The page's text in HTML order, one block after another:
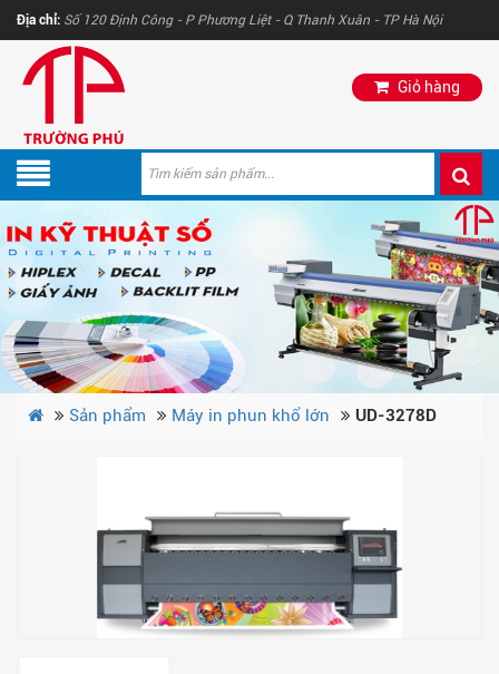
Địa chỉ: Số 120 Định Công - P Phương Liệt - Q Thanh Xuân - TP Hà Nội
Giỏ hàng
Sản phẩm Máy in phun khổ lớn UD-3278D